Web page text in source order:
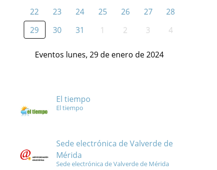
22
23 24 25 26 27
28
29
30 31 1 2 3 4
Eventos lunes, 29 de enero de 2024
El tiempo
El tiempo
Sede electrónica de Valverde de
Mérida
Sede electrónica de Valverde de Mérida